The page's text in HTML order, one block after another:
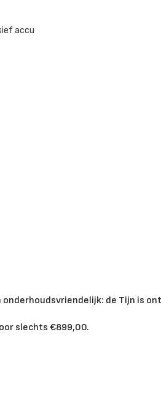
accu
de Tijn is
slechts €899,00.